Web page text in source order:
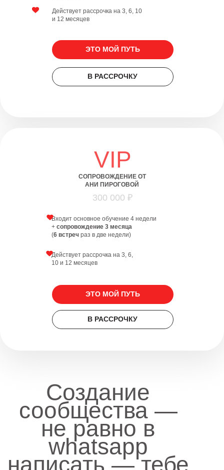
Действует рассрочка на 3, 6, 10
и 12 месяцев
ЭТО МОЙ ПУТЬ
В РАССРОЧКУ
Входит основное обучение 4 недели
+ сопровождение 3 месяца
(6 встреч раз в две недели)
VIP
300 000 ₽
Действует рассрочка на 3, 6,
10 и 12 месяцев
ЭТО МОЙ ПУТЬ
В РАССРОЧКУ
СОПРОВОЖДЕНИЕ ОТ
АНИ ПИРОГОВОЙ
Создание
сообщества —
не равно в
whatsapp
написать — тебе